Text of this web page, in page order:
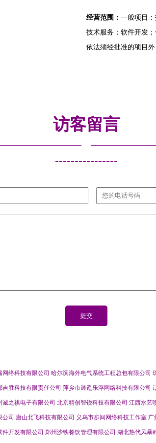
经营范围： 一般项目
技术服务；软件开发
依法须经批准的项目
访客留言
----------------
网络科技有限公司 哈尔滨海外电气系统工程总包有限公司
吉胜科技有限责任公司 萍乡市逍遥乐浮网络科技有限公司
诚之祺电子有限公司 北京精创智锐科技有限公司 江西水艺
公司 唐山北飞科技有限公司 义乌市步间网络科技工作室 广
件开发有限公司 郑州沙铁餐饮管理有限公司 湖北热代风暴